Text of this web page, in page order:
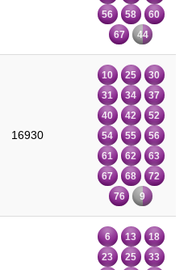
56
58
60
67
44
16930
10 25
30
31
34
37
40
42
52
54
55
56
61
62
63
67
68
72
76
9
6 13
18
23
25
33